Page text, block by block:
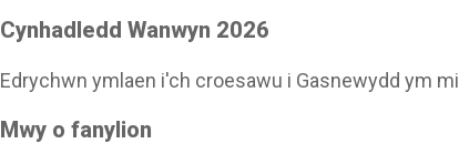
Cynhadledd Wanwyn 2026
Edrychwn ymlaen i'ch croesawu i Gasnewydd ym
Mwy o fanylion